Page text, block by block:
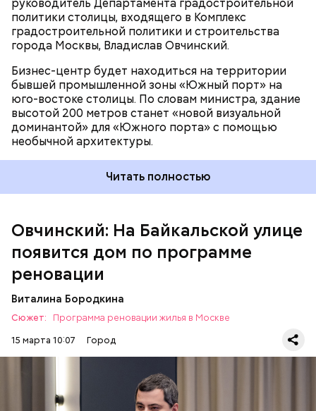
руководитель Департамента градостроительной
политики столицы, входящего в Комплекс
градостроительной политики и строительства
города Москвы, Владислав Овчинский.
Бизнес-центр будет находиться на территории
бывшей промышленной зоны «Южный порт» на
юго-востоке столицы. По словам министра, здание
высотой 200 метров станет «новой визуальной
доминантой» для «Южного порта» с помощью
необычной архитектуры.
Читать полностью
Овчинский: На Байкальской улице
появится дом по программе
реновации
Виталина Бородкина
Сюжет:
Программа реновации жилья в Москве
15 марта 10:07
Город
Дом будет расположен в районе с хорошо
развитой социальной и транспортной
инфраструктурой. В пешей доступности
находятся станция метро «Щелковская» Арбатско-
Покровской линии, а также Гольяновский парк.